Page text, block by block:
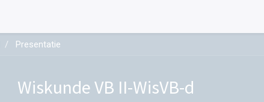
Presentatie
Wiskunde VB II-WisVB-d